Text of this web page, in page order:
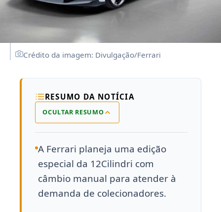
Crédito da imagem: Divulgação/Ferrari
RESUMO DA NOTÍCIA
OCULTAR RESUMO
A Ferrari planeja uma edição
especial da 12Cilindri com
câmbio manual para atender à
demanda de colecionadores.